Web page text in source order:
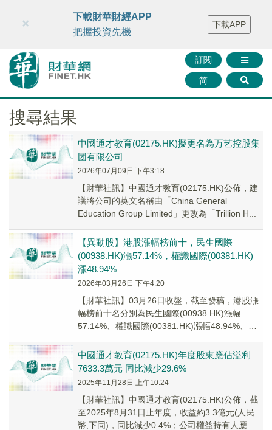
財華智庫網 FINTV FINMETA 財華證券 媒體矩陣
智庫沙龍
聯絡我們
訂閱
简
×
下載財華財經APP
把握投資先機
下載APP
搜尋結果
中國通才教育(02175.HK)擬更名為万艺控股集
团有限公司
2026年07月09日 下午3:18
【財華社訊】中國通才教育(02175.HK)公佈，建
議將公司的英文名稱由「China General
Education Group Limited」更改為「Trillion H...
【異動股】港股漲幅榜前十，民生國際
(00938.HK)漲57.14%，權識國際(00381.HK)
漲48.94%
2026年03月26日 下午4:20
【財華社訊】03月26日收盤，截至發稿，港股漲
幅榜前十名分別為民生國際(00938.HK)漲幅
57.14%、權識國際(00381.HK)漲幅48.94%、中
中國通才教育(02175.HK)年度股東應佔溢利
7633.3萬元 同比減少29.6%
2025年11月28日 上午10:24
【財華社訊】中國通才教育(02175.HK)公佈，截
至2025年8月31日止年度，收益約3.3億元(人民
幣,下同)，同比減少0.4%；公司權益持有人應佔